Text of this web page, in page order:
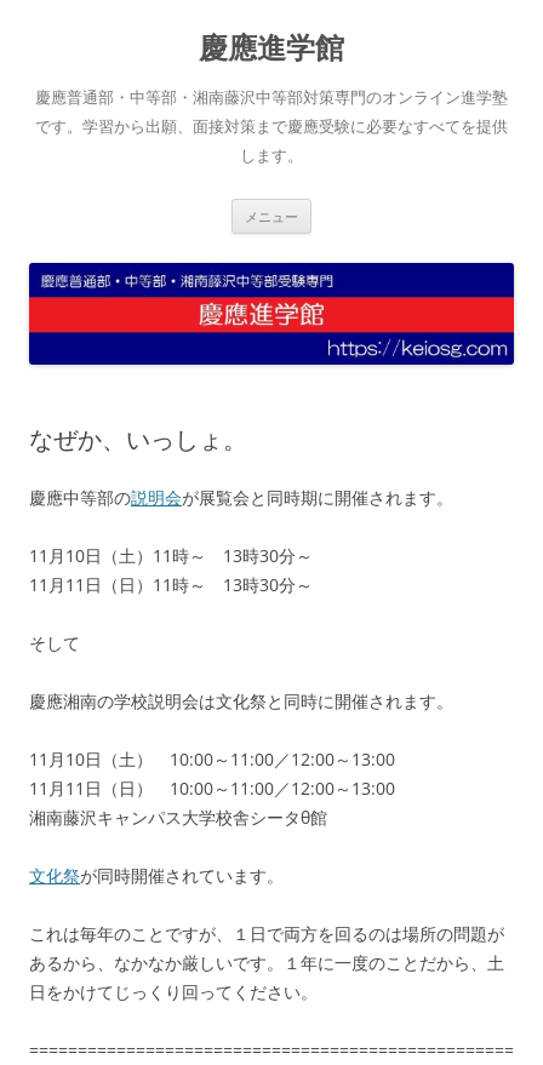
へ
ス
キ
慶應進学館
慶應普通部・中等部・湘南藤沢中等部対策専門のオンライン進学塾
です。学習から出願、面接対策まで慶應受験に必要なすべてを提供
します。
メニュー
なぜか、いっしょ。
慶應中等部の説明会が展覧会と同時期に開催されます。
11月10日（土）11時～ 13時30分～
11月11日（日）11時～ 13時30分～
そして
慶應湘南の学校説明会は文化祭と同時に開催されます。
11月10日（土） 10:00～11:00／12:00～13:00
11月11日（日） 10:00～11:00／12:00～13:00
湘南藤沢キャンパス大学校舎シータθ館
文化祭が同時開催されています。
これは毎年のことですが、１日で両方を回るのは場所の問題が
あるから、なかなか厳しいです。１年に一度のことだから、土
日をかけてじっくり回ってください。
==================================================